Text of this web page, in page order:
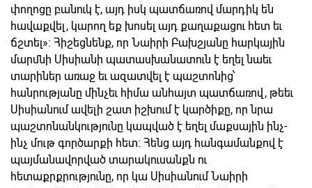
փողոցը բանուկ է, այդ իսկ պատճառով մարդիկ են
հավաքվել, կարող եք խոսել այդ քաղաքացու հետ եւ
ճշտել»: Հիշեցնենք, որ Նաիրի Բախշյանը հարկային
մարմնի Սիսիանի պատասխանատուն է եղել նաեւ
տարիներ առաջ եւ ազատվել է պաշտոնից՝
հանրությանը մինչեւ հիմա անհայտ պատճառով, թեեւ
Սիսիանում ավելի շատ իշխում է կարծիքը, որ նրա
պաշտոնանկությունը կապված է եղել մաքսային ինչ-
ինչ մութ գործարքի հետ: Հենց այդ հանգամանքով է
պայմանավորված տարակուսանքն ու
հետաքրքրությունը, որ կա Սիսիանում Նաիրի